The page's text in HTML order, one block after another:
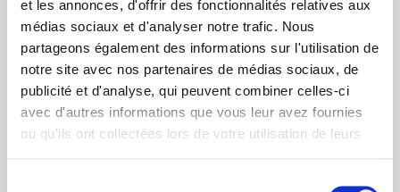
et les annonces, d'offrir des fonctionnalités relatives aux
médias sociaux et d'analyser notre trafic. Nous
partageons également des informations sur l'utilisation de
notre site avec nos partenaires de médias sociaux, de
publicité et d'analyse, qui peuvent combiner celles-ci
avec d'autres informations que vous leur avez fournies
ou qu'ils ont collectées lors de votre utilisation de leurs
+ de 10 ans d'expertise
dans le photovoltaïque